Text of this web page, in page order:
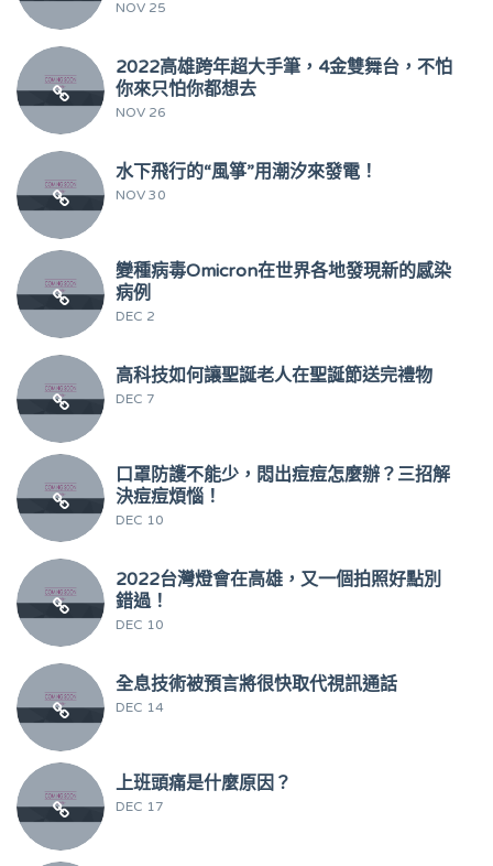
NOV 25
2022高雄跨年超大手筆，4金雙舞台，不怕
你來只怕你都想去
NOV 26
水下飛行的“風箏”用潮汐來發電！
NOV 30
變種病毒Omicron在世界各地發現新的感染
病例
DEC 2
高科技如何讓聖誕老人在聖誕節送完禮物
DEC 7
口罩防護不能少，悶出痘痘怎麼辦？三招解
決痘痘煩惱！
DEC 10
2022台灣燈會在高雄，又一個拍照好點別
錯過！
DEC 10
全息技術被預言將很快取代視訊通話
DEC 14
上班頭痛是什麼原因？
DEC 17